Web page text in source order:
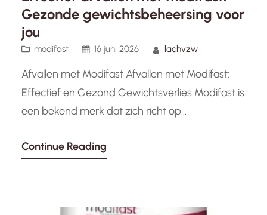
Gezonde gewichtsbeheersing voor
jou
modifast 16 juni 2026 lachvzw
Afvallen met Modifast Afvallen met Modifast:
Effectief en Gezond Gewichtsverlies Modifast is
een bekend merk dat zich richt op
scala aan producten, variërend van
Modifast een handige en effectieve manier om
Continue Reading